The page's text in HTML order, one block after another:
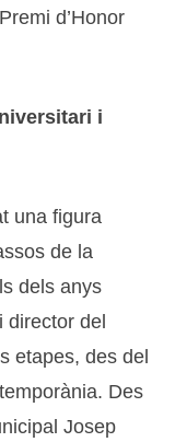
d’Honor
i
una figura
de la
dels anys
del
etapes, des del
Des
Josep